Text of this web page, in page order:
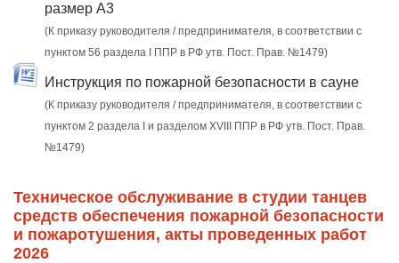
размер А3
(К приказу руководителя / предпринимателя, в соответствии с
пунктом 56 раздела I ППР в РФ утв. Пост. Прав. №1479)
Инструкция по пожарной безопасности в сауне
(К приказу руководителя / предпринимателя, в соответствии с
пунктом 2 раздела I и разделом XVIII ППР в РФ утв. Пост. Прав.
№1479)
Техническое обслуживание в студии танцев
средств обеспечения пожарной безопасности
и пожаротушения, акты проведенных работ
2026